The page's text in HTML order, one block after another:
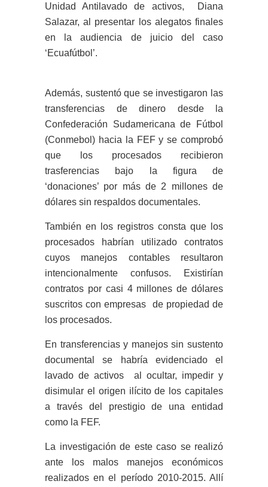
Unidad Antilavado de activos, Diana
Salazar, al presentar los alegatos finales
en la audiencia de juicio del caso
‘Ecuafútbol’.
Además, sustentó que se investigaron las
transferencias de dinero desde la
Confederación Sudamericana de Fútbol
(Conmebol) hacia la FEF y se comprobó
que los procesados recibieron
trasferencias bajo la figura de
‘donaciones’ por más de 2 millones de
dólares sin respaldos documentales.
También en los registros consta que los
procesados habrían utilizado contratos
cuyos manejos contables resultaron
intencionalmente confusos. Existirían
contratos por casi 4 millones de dólares
suscritos con empresas de propiedad de
los procesados.
En transferencias y manejos sin sustento
documental se habría evidenciado el
lavado de activos al ocultar, impedir y
disimular el origen ilícito de los capitales
a través del prestigio de una entidad
como la FEF.
La investigación de este caso se realizó
ante los malos manejos económicos
realizados en el período 2010-2015. Allí